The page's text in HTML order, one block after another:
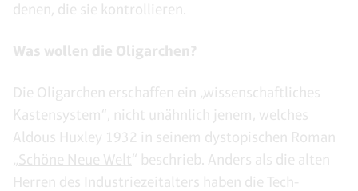
denen, die sie kontrollieren.
Was wollen die Oligarchen?
Die Oligarchen erschaffen ein „wissenschaftliches
Kastensystem“, nicht unähnlich jenem, welches
Aldous Huxley 1932 in seinem dystopischen Roman
„Schöne Neue Welt“ beschrieb. Anders als die alten
Herren des Industriezeitalters haben die Tech-